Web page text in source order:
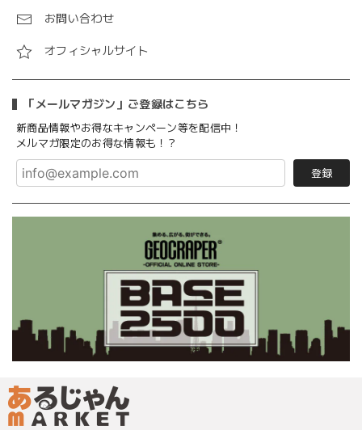
お問い合わせ
オフィシャルサイト
「メールマガジン」ご登録はこちら
新商品情報やお得なキャンペーン等を配信中！
メルマガ限定のお得な情報も！？
登録